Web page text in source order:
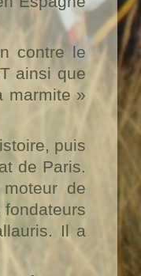
contre le
ainsi que
marmite »
puis
de Paris.
de
Il a